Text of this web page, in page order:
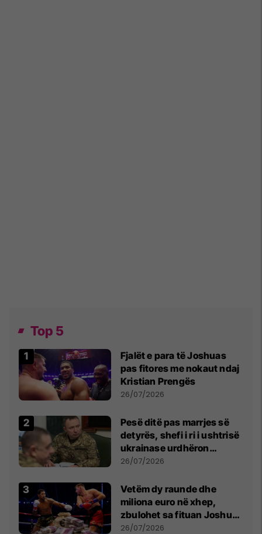
Top 5
Fjalët e para të Joshuas
pas fitores me nokaut ndaj
Kristian Prengës
26/07/2026
Pesë ditë pas marrjes së
detyrës, shefi i ri i ushtrisë
ukrainase urdhëron
kontroll të madh
26/07/2026
Vetëm dy raunde dhe
miliona euro në xhep,
zbulohet sa fituan Joshua
e Prenga
26/07/2026